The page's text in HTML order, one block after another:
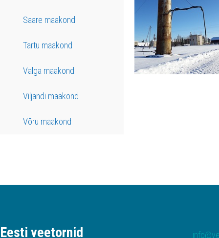
Saare maakond
Tartu maakond
Valga maakond
Viljandi maakond
Võru maakond
Eesti veetornid